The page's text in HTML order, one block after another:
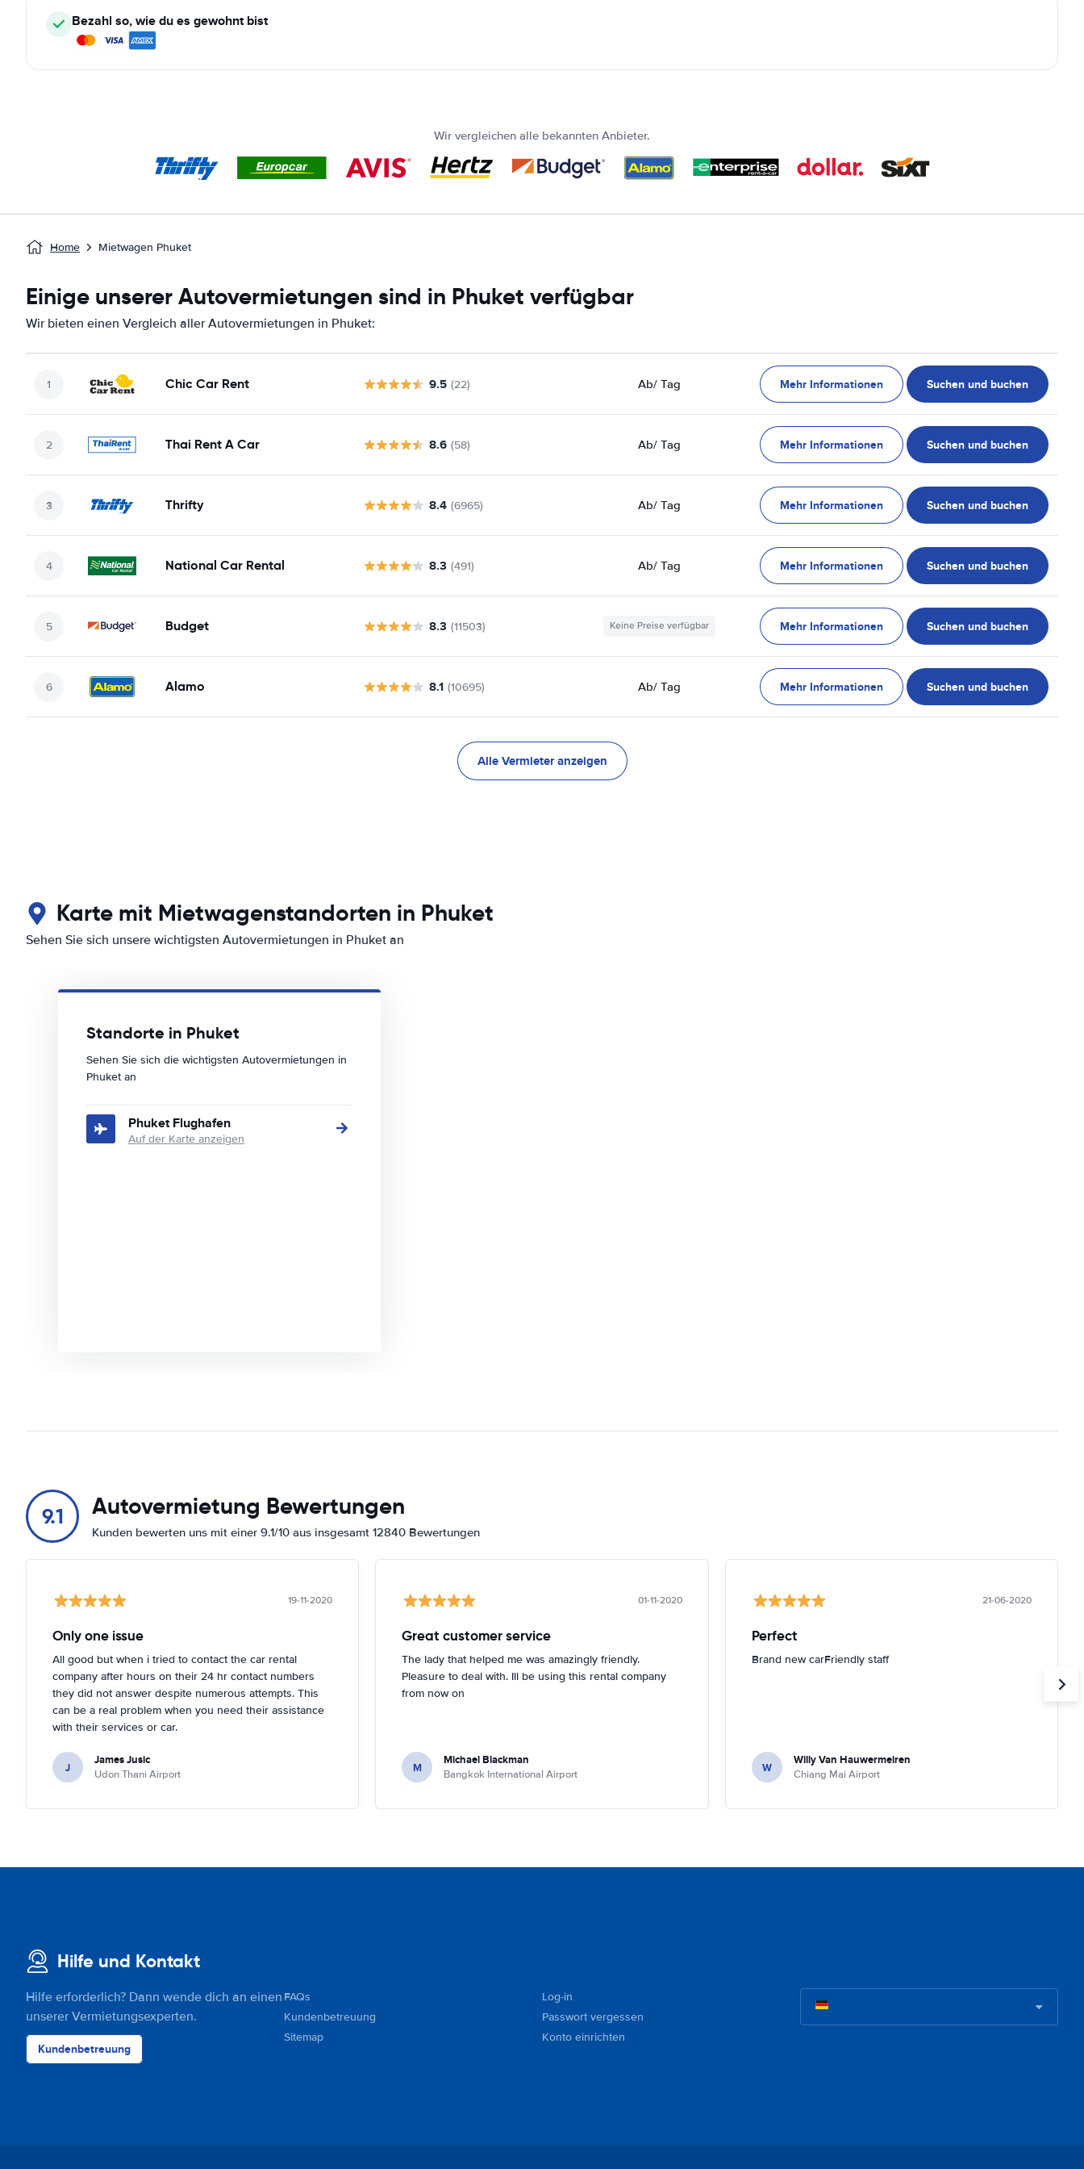
Bezahl so, wie du es gewohnt bist
Wir vergleichen alle bekannten Anbieter.
Home Mietwagen Phuket
Einige unserer Autovermietungen sind in Phuket verfügbar
Wir bieten einen Vergleich aller Autovermietungen in Phuket:
Chic Car Rent 9.5 (22) Ab/ Tag Mehr Informationen Suchen und buchen
Thai Rent A Car 8.6 (58) Ab/ Tag Mehr Informationen Suchen und buchen
Thrifty 8.4 (6965) Ab/ Tag Mehr Informationen Suchen und buchen
National Car Rental 8.3 (491) Ab/ Tag Mehr Informationen Suchen und buchen
Budget 8.3 (11503) Keine Preise verfügbar Mehr Informationen Suchen und buchen
Alamo 8.1 (10695) Ab/ Tag Mehr Informationen Suchen und buchen
Alle Vermieter anzeigen
Karte mit Mietwagenstandorten in Phuket
Sehen Sie sich unsere wichtigsten Autovermietungen in Phuket an
Standorte in Phuket
Sehen Sie sich die wichtigsten Autovermietungen in
Phuket an
Phuket Flughafen
Auf der Karte anzeigen
9.1 Autovermietung Bewertungen
Kunden bewerten uns mit einer 9.1/10 aus insgesamt 12840 Bewertungen
19-11-2020
Only one issue
All good but when i tried to contact the car rental
company after hours on their 24 hr contact numbers
they did not answer despite numerous attempts. This
can be a real problem when you need their assistance
with their services or car.
J James Jusic
Udon Thani Airport
01-11-2020
Great customer service
The lady that helped me was amazingly friendly.
Pleasure to deal with. Ill be using this rental company
from now on
M Michael Blackman
Bangkok International Airport
21-06-2020
Perfect
Brand new carFriendly staff
W Willy Van Hauwermeiren
Chiang Mai Airport
Hilfe und Kontakt
Hilfe erforderlich? Dann wende dich an einen
unserer Vermietungsexperten.
Kundenbetreuung
FAQs
Kundenbetreuung
Sitemap
Log-in
Passwort vergessen
Konto einrichten